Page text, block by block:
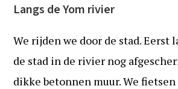
Langs de Yom rivier
We rijden we door de stad. Eerst
de stad in de rivier nog
dikke betonnen muur. We fietsen